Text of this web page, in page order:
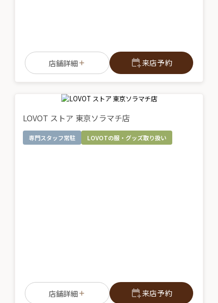
店舗詳細 来店予約
LOVOT ストア 東京ソラマチ店
専門スタッフ常駐 LOVOTの服・グッズ取り扱い
店舗詳細 来店予約